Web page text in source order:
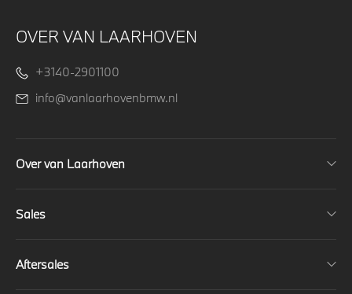
OVER VAN LAARHOVEN
+3140-2901100
info@vanlaarhovenbmw.nl
Over van Laarhoven
Sales
Aftersales